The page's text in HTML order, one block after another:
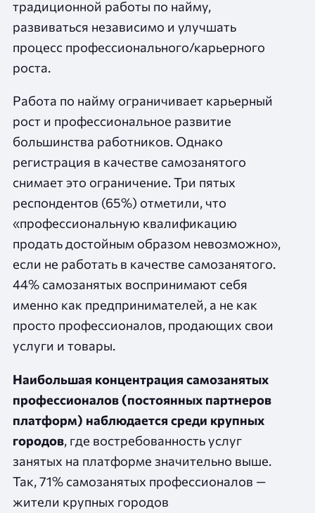
традиционной работы по найму,
развиваться независимо и улучшать
процесс профессионального/карьерного
роста.
Работа по найму ограничивает карьерный
рост и профессиональное развитие
большинства работников. Однако
регистрация в качестве самозанятого
снимает это ограничение. Три пятых
респондентов (65%) отметили, что
«профессиональную квалификацию
продать достойным образом невозможно»,
если не работать в качестве самозанятого.
44% самозанятых воспринимают себя
именно как предпринимателей, а не как
просто профессионалов, продающих свои
услуги и товары.
Наибольшая концентрация самозанятых
профессионалов (постоянных партнеров
платформ) наблюдается среди крупных
городов, где востребованность услуг
занятых на платформе значительно выше.
Так, 71% самозанятых профессионалов —
жители крупных городов